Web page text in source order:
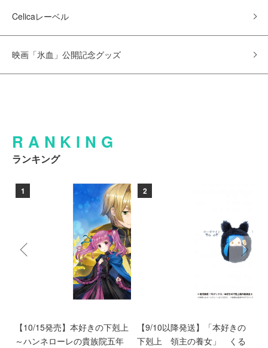
Celicaレーベル
映画「氷血」公開記念グッズ
RANKING
ランキング
1
【10/15発売】本好きの下剋上
～ハンネローレの貴族院五年
2
【9/10以降発送】「本好きの
下剋上 領主の養女」 くる